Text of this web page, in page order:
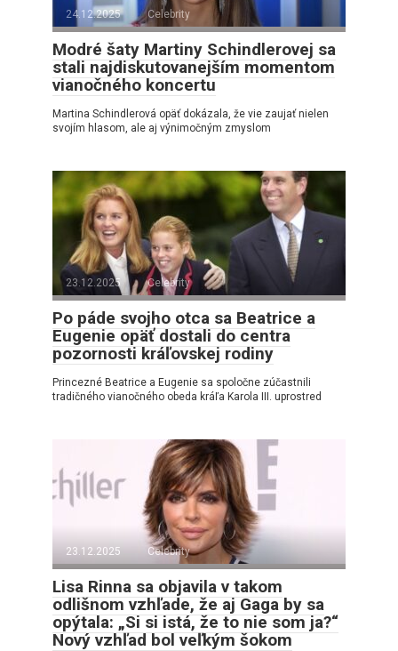
24.12.2025 Celebrity
Modré šaty Martiny Schindlerovej sa
stali najdiskutovanejším momentom
vianočného koncertu
Martina Schindlerová opäť dokázala, že vie zaujať nielen
svojím hlasom, ale aj výnimočným zmyslom
23.12.2025 Celebrity
Po páde svojho otca sa Beatrice a
Eugenie opäť dostali do centra
pozornosti kráľovskej rodiny
Princezné Beatrice a Eugenie sa spoločne zúčastnili
tradičného vianočného obeda kráľa Karola III. uprostred
23.12.2025 Celebrity
Lisa Rinna sa objavila v takom
odlišnom vzhľade, že aj Gaga by sa
opýtala: „Si si istá, že to nie som ja?“
Nový vzhľad bol veľkým šokom